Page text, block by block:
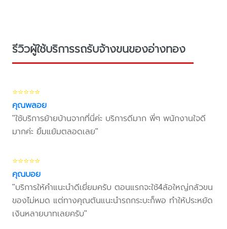
รีวิวผู้ใช้บริการรถรับจ้างขนของอ่างทอง
⭐⭐⭐⭐⭐
คุณพลอย
"ใช้บริการย้ายบ้านจากที่นี่ค่ะ บริการดีมาก พี่ๆ พนักงานใจดี
มากค่ะ ยิ้มแย้มตลอดเลย"
⭐⭐⭐⭐⭐
คุณบอย
"บริการให้คำแนะนำดีเยี่ยมครับ ตอนแรกจะใช้4ล้อใหญ่กลัวขน
ของไม่หมด แต่ทางคุณต้นแนะนำรถกระบะก็พอ ทำให้ประหยัด
เงินหลายบาทเลยครับ"